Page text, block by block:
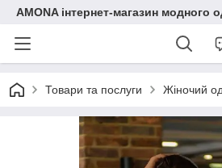
AMONA інтернет-магазин модного
Товари та послуги Жіночий